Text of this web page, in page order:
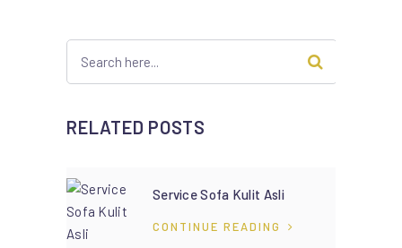
RELATED POSTS
Service Sofa Kulit Asli
CONTINUE READING